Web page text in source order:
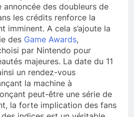
annoncée des doubleurs de
les crédits renforce la
imminent. A cela s’ajoute la
des Game Awards,
par Nintendo pour
majeures. La date du 11
un rendez-vous
la machine à
peut-être une série de
la forte implication des fans